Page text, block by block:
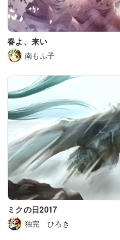
春よ、来い
南もふ子
ミクの日2017
独完 ひろき